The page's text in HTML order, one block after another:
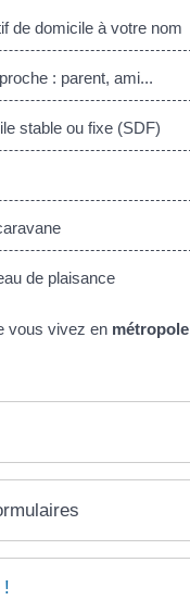
de domicile à votre nom
: parent, ami...
stable ou fixe (SDF)
de plaisance
vous vivez en métropole
!